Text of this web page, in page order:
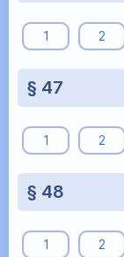
1 2
§ 47
1 2
§ 48
1 2